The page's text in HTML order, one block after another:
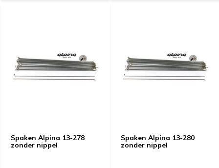
Spaken Alpina 13-278
zonder nippel
Spaken Alpina 13-280
zonder nippel